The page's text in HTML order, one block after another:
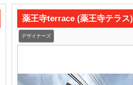
薬王寺terrace (薬王寺テラス)
デザイナーズ